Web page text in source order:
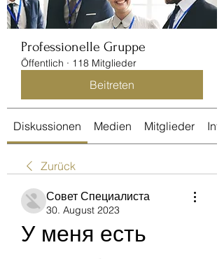
Professionelle Gruppe
Öffentlich · 118 Mitglieder
Beitreten
Diskussionen Medien Mitglieder Info
Zurück
Совет Специалиста
30. August 2023
У меня есть